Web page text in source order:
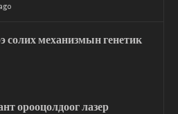
солих механизмын генетик
орооцолдоог лазер